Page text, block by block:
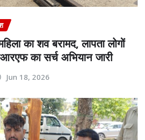
का शव बरामद, लापता लोगों
का सर्च अभियान जारी
Jun 18, 2026